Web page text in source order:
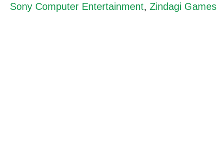
Sony Computer Entertainment, Zindagi Games